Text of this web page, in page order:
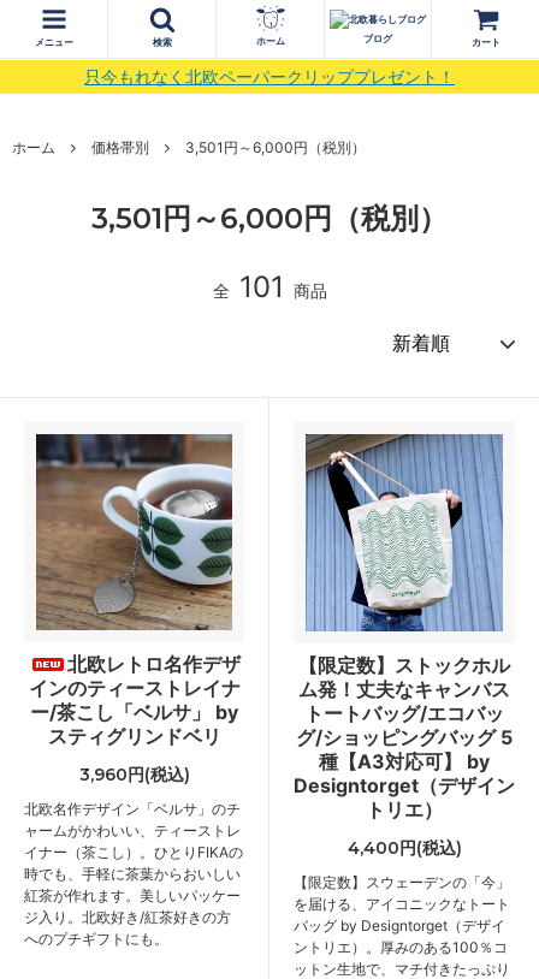
只今もれなく北欧ペーパークリッププレゼント！
メニュー 検索 ホーム ブログ カート
ホーム 価格帯別 3,501円～6,000円（税別）
3,501円～6,000円（税別）
全 101 商品
北欧レトロ名作デザ
インのティーストレイナ
ー/茶こし「ベルサ」 by
スティグリンドベリ
3,960円(税込)
北欧名作デザイン「ベルサ」のチ
ャームがかわいい、ティーストレ
イナー（茶こし）。ひとりFIKAの
時でも、手軽に茶葉からおいしい
紅茶が作れます。美しいパッケー
ジ入り。北欧好き/紅茶好きの方
へのプチギフトにも。
【限定数】ストックホル
ム発！丈夫なキャンバス
トートバッグ/エコバッ
グ/ショッピングバッグ 5
種【A3対応可】 by
Designtorget（デザイン
トリエ）
4,400円(税込)
【限定数】スウェーデンの「今」
を届ける、アイコニックなトート
バッグ by Designtorget（デザイ
ントリエ）。厚みのある100％コ
ットン生地で、マチ付きたっぷり